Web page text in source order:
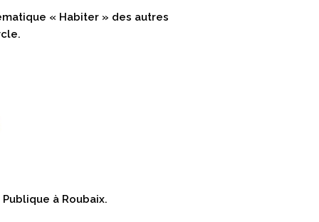
« Habiter » des autres
à Roubaix.